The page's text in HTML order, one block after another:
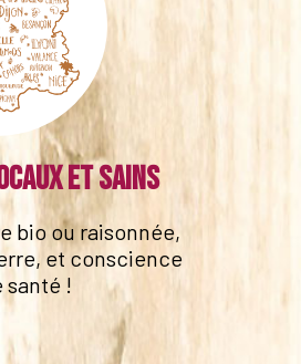
et sains
bio ou raisonnée,
et conscience
santé !